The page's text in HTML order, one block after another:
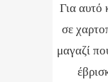
Για αυτό
σε
μαγαζί